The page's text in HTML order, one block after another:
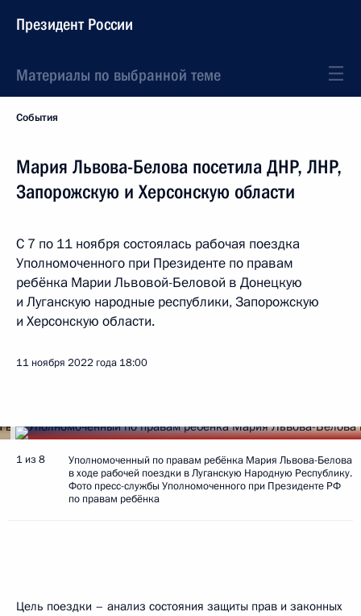
Президент России
Материалы по выбранной теме
События
Мария Львова-Белова посетила ДНР, ЛНР,
Запорожскую и Херсонскую области
С 7 по 11 ноября состоялась рабочая поездка
Уполномоченного при Президенте по правам
ребёнка Марии Львовой-Беловой в Донецкую
и Луганскую народные республики, Запорожскую
и Херсонскую области.
11 ноября 2022 года 18:00
1 из 8
Уполномоченный по правам ребёнка Мария Львова-Белова
в ходе рабочей поездки в Луганскую Народную Республику.
Фото пресс-службы Уполномоченного при Президенте РФ
по правам ребёнка
Цель поездки – анализ состояния защиты прав и законных